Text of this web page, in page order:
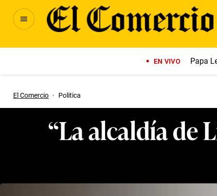
EN VIVO Papa
El Comercio · Politica
“La alcaldía de